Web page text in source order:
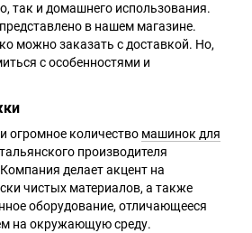
так и домашнего использования.
в нашем магазине.
можно заказать с доставкой. Но,
с особенностями и
огромное количество машинок для
производителя
делает акцент на
чистых материалов, а также
оборудование, отличающееся
на окружающую среду.